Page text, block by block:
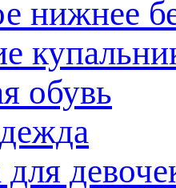
нижнее
обувь